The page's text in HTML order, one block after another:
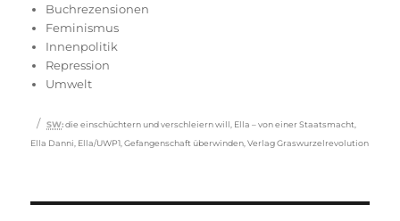
amBuchrezensionen
Feminismus
Innenpolitik
Repression
Umwelt
Schlagwörter
SW: die einschüchtern und verschleiern will Ella – von einer Staatsmacht
Ella Danni Ella/UWP1 ,Gefangenschaft überwinden ,Verlag Graswurzelrevolution